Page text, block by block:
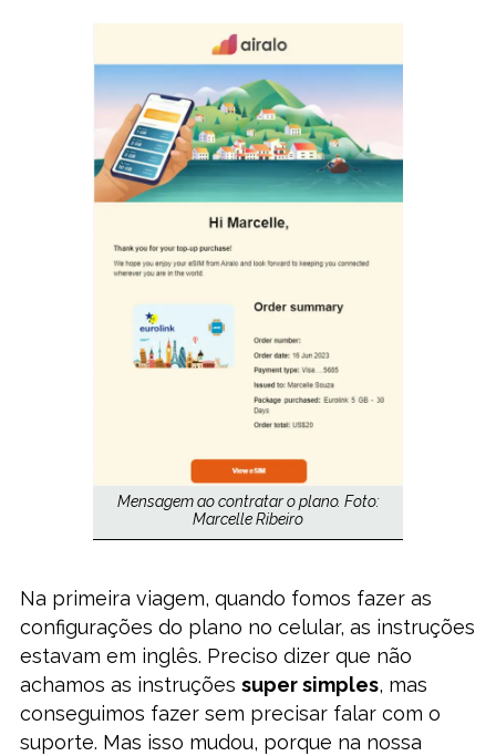
Mensagem ao contratar o plano. Foto:
Marcelle Ribeiro
Na primeira viagem, quando fomos fazer as
configurações do plano no celular, as instruções
estavam em inglês. Preciso dizer que não
achamos as instruções super simples, mas
conseguimos fazer sem precisar falar com o
suporte. Mas isso mudou, porque na nossa